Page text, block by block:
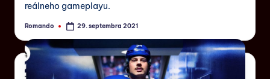
reálneho gameplayu.
Romando 29. septembra 2021